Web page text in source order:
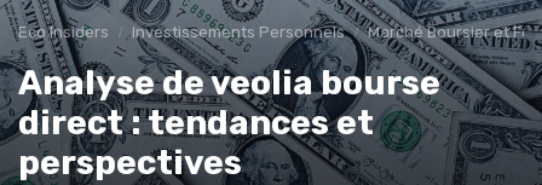
Eco Insiders Investissements Personnels Marché Boursier et
Analyse de veolia bourse
direct : tendances et
perspectives